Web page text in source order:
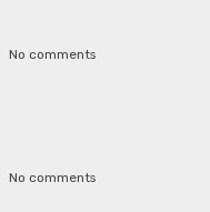
No comments
No comments